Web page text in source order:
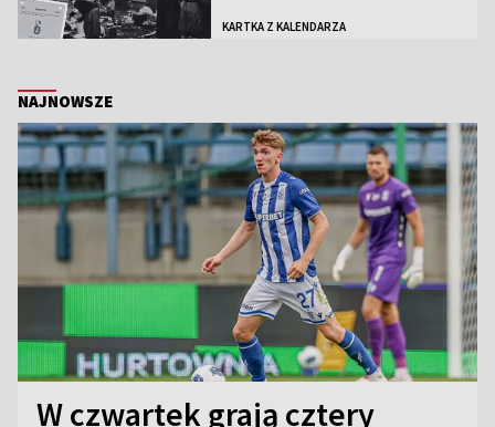
KARTKA Z KALENDARZA
NAJNOWSZE
W czwartek grają cztery